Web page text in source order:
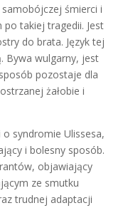
śmierci i
po takiej tragedii. Jest
do brata. Język tej
Bywa wulgarny, jest
pozostaje dla
żałobie i
o syndromie Ulissesa,
i bolesny sposób.
objawiający
ze smutku
trudnej adaptacji